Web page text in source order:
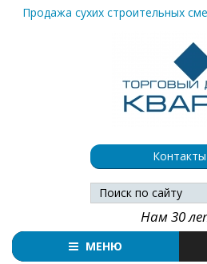
Контакты
Продажа сухих строительных
Нам 30
МЕНЮ